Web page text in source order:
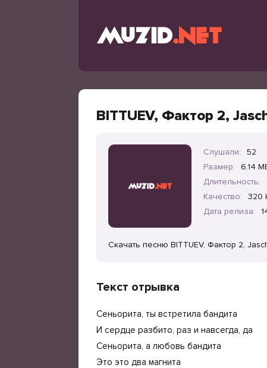
BITTUEV, Фактор 2,
Слушали:
52
Размер:
6.14
Длительность:
Качество:
320
Дата релиза:
Скачать песню BITTUEV, Фактор 2,
Текст отрывка
Сеньорита, ты встретила бандита
И сердце разбито, раз и навсегда, да
Сеньорита, а любовь бандита
Это это два магнита